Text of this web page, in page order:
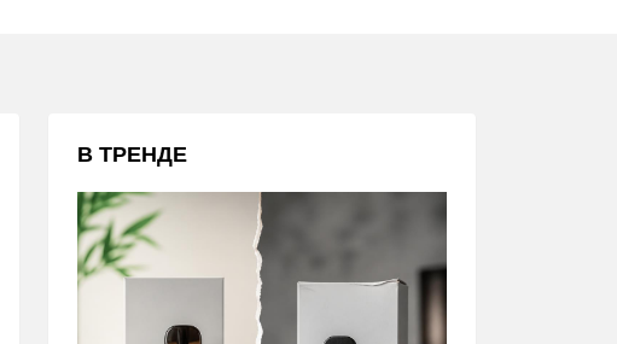
В ТРЕНДЕ